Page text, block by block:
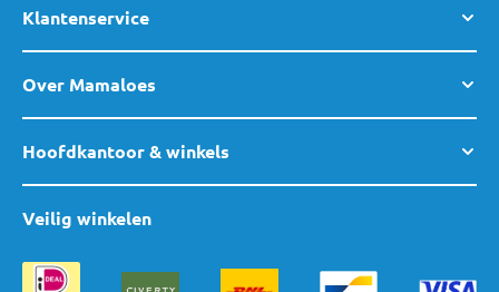
Klantenservice
Over Mamaloes
Hoofdkantoor & winkels
Veilig winkelen